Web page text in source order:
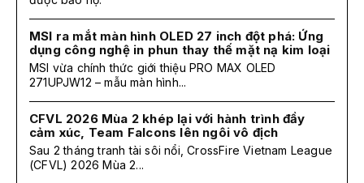
MSI ra mắt màn hình OLED 27 inch đột phá: Ứng
dụng công nghệ in phun thay thế mặt nạ kim loại
MSI vừa chính thức giới thiệu PRO MAX OLED
271UPJW12 – mẫu màn hình...
CFVL 2026 Mùa 2 khép lại với hành trình đầy
cảm xúc, Team Falcons lên ngôi vô địch
Sau 2 tháng tranh tài sôi nổi, CrossFire Vietnam League
(CFVL) 2026 Mùa 2...